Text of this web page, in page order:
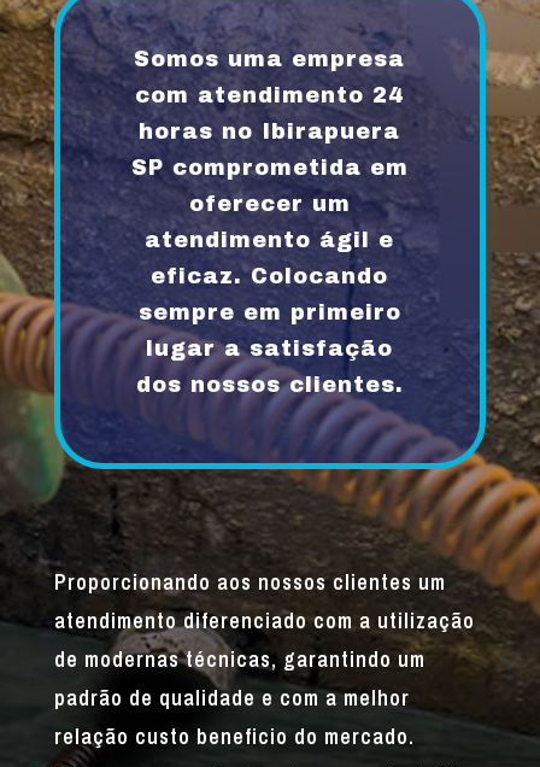
Somos uma empresa
com atendimento 24
horas no Ibirapuera
SP comprometida em
oferecer um
atendimento ágil e
eficaz. Colocando
sempre em primeiro
lugar a satisfação
dos nossos clientes.
Proporcionando aos nossos clientes um
atendimento diferenciado com a utilização
de modernas técnicas, garantindo um
padrão de qualidade e com a melhor
relação custo beneficio do mercado.